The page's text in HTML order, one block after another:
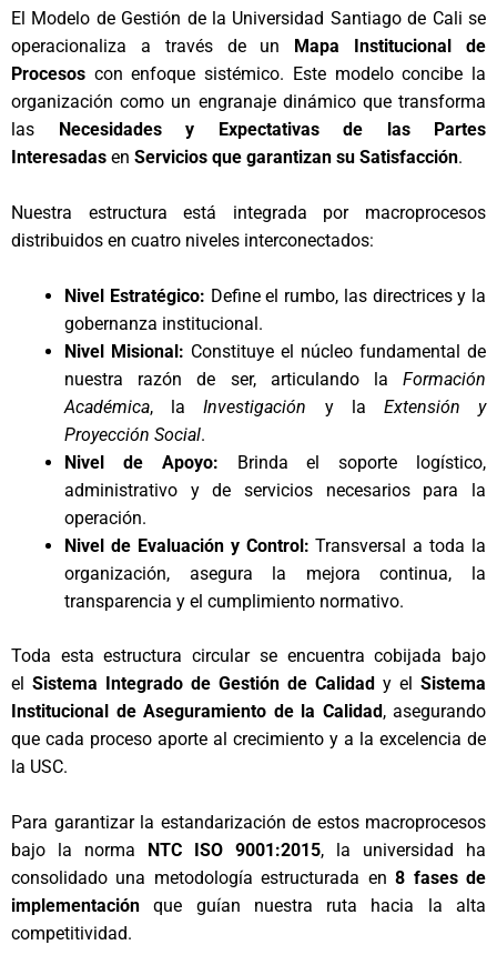
El Modelo de Gestión de la Universidad Santiago de Cali se
operacionaliza a través de un Mapa Institucional de
Procesos con enfoque sistémico. Este modelo concibe la
organización como un engranaje dinámico que transforma
las Necesidades y Expectativas de las Partes
Interesadas en Servicios que garantizan su Satisfacción.
Nuestra estructura está integrada por macroprocesos
distribuidos en cuatro niveles interconectados:
Nivel Estratégico: Define el rumbo, las directrices y la
gobernanza institucional.
Nivel Misional: Constituye el núcleo fundamental de
nuestra razón de ser, articulando la Formación
Académica, laInvestigación y la Extensión y
Proyección Social.
Nivel de Apoyo: Brinda el soporte logístico,
administrativo y de servicios necesarios para la
operación.
Nivel de Evaluación y Control: Transversal a toda la
organización, asegura la mejora continua, la
transparencia y el cumplimiento normativo.
Toda esta estructura circular se encuentra cobijada bajo
el Sistema Integrado de Gestión de Calidad y el Sistema
Institucional de Aseguramiento de la Calidad, asegurando
que cada proceso aporte al crecimiento y a la excelencia de
la USC.
Para garantizar la estandarización de estos macroprocesos
bajo la norma NTC ISO 9001:2015, la universidad ha
consolidado una metodología estructurada en8 fases de
implementación que guían nuestra ruta hacia la alta
competitividad.